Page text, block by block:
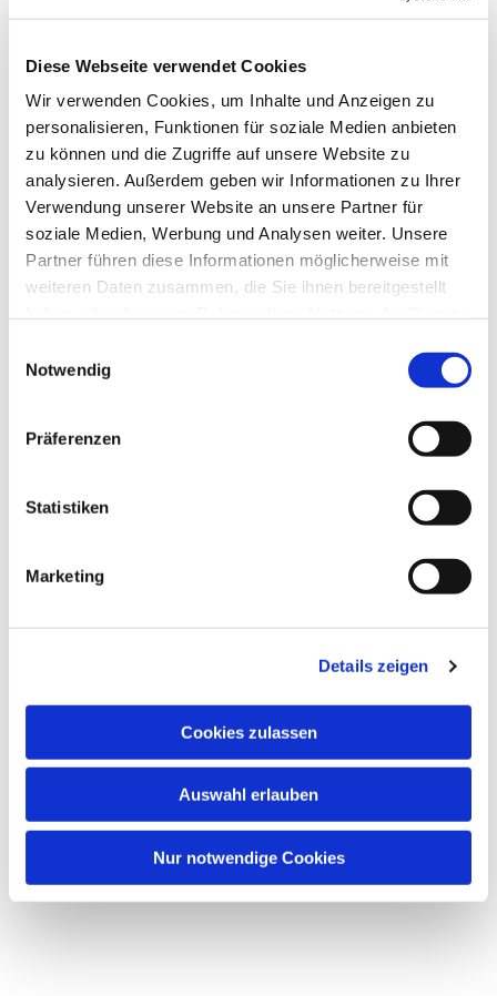
Diese Webseite verwendet Cookies
Wir verwenden Cookies, um Inhalte und Anzeigen zu
personalisieren, Funktionen für soziale Medien anbieten
zu können und die Zugriffe auf unsere Website zu
analysieren. Außerdem geben wir Informationen zu Ihrer
Verwendung unserer Website an unsere Partner für
soziale Medien, Werbung und Analysen weiter. Unsere
Partner führen diese Informationen möglicherweise mit
weiteren Daten zusammen, die Sie ihnen bereitgestellt
Notwendig
Präferenzen
Statistiken
Marketing
Details zeigen
Cookies zulassen
Auswahl erlauben
Nur notwendige Cookies